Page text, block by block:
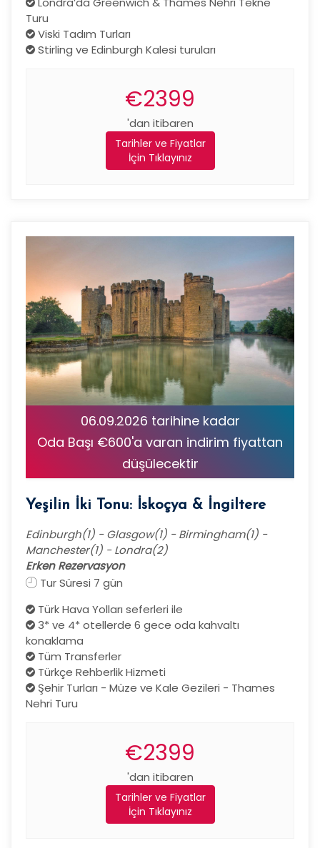
Turu
Viski Tadım Turları
Stirling ve Edinburgh Kalesi turuları
€2399
'dan itibaren
Tarihler ve Fiyatlar
İçin Tıklayınız
06.09.2026 tarihine kadar
Oda Başı €600'a varan indirim fiyattan
düşülecektir
Yeşilin İki Tonu: İskoçya & İngiltere
Edinburgh(1) - Glasgow(1) - Birmingham(1) -
Manchester(1) - Londra(2)
Erken Rezervasyon
Tur Süresi 7 gün
Türk Hava Yolları seferleri ile
3* ve 4* otellerde 6 gece oda kahvaltı
konaklama
Tüm Transferler
Türkçe Rehberlik Hizmeti
Şehir Turları - Müze ve Kale Gezileri - Thames
Nehri Turu
€2399
'dan itibaren
Tarihler ve Fiyatlar
İçin Tıklayınız